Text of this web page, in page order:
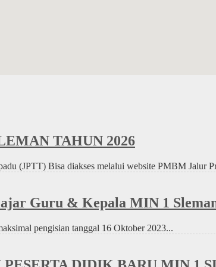
TAHUN 2026
(JPTT) Bisa diakses melalui website PMBM Jalur
Guru & Kepala MIN 1
pengisian tanggal 16 Oktober 2023...